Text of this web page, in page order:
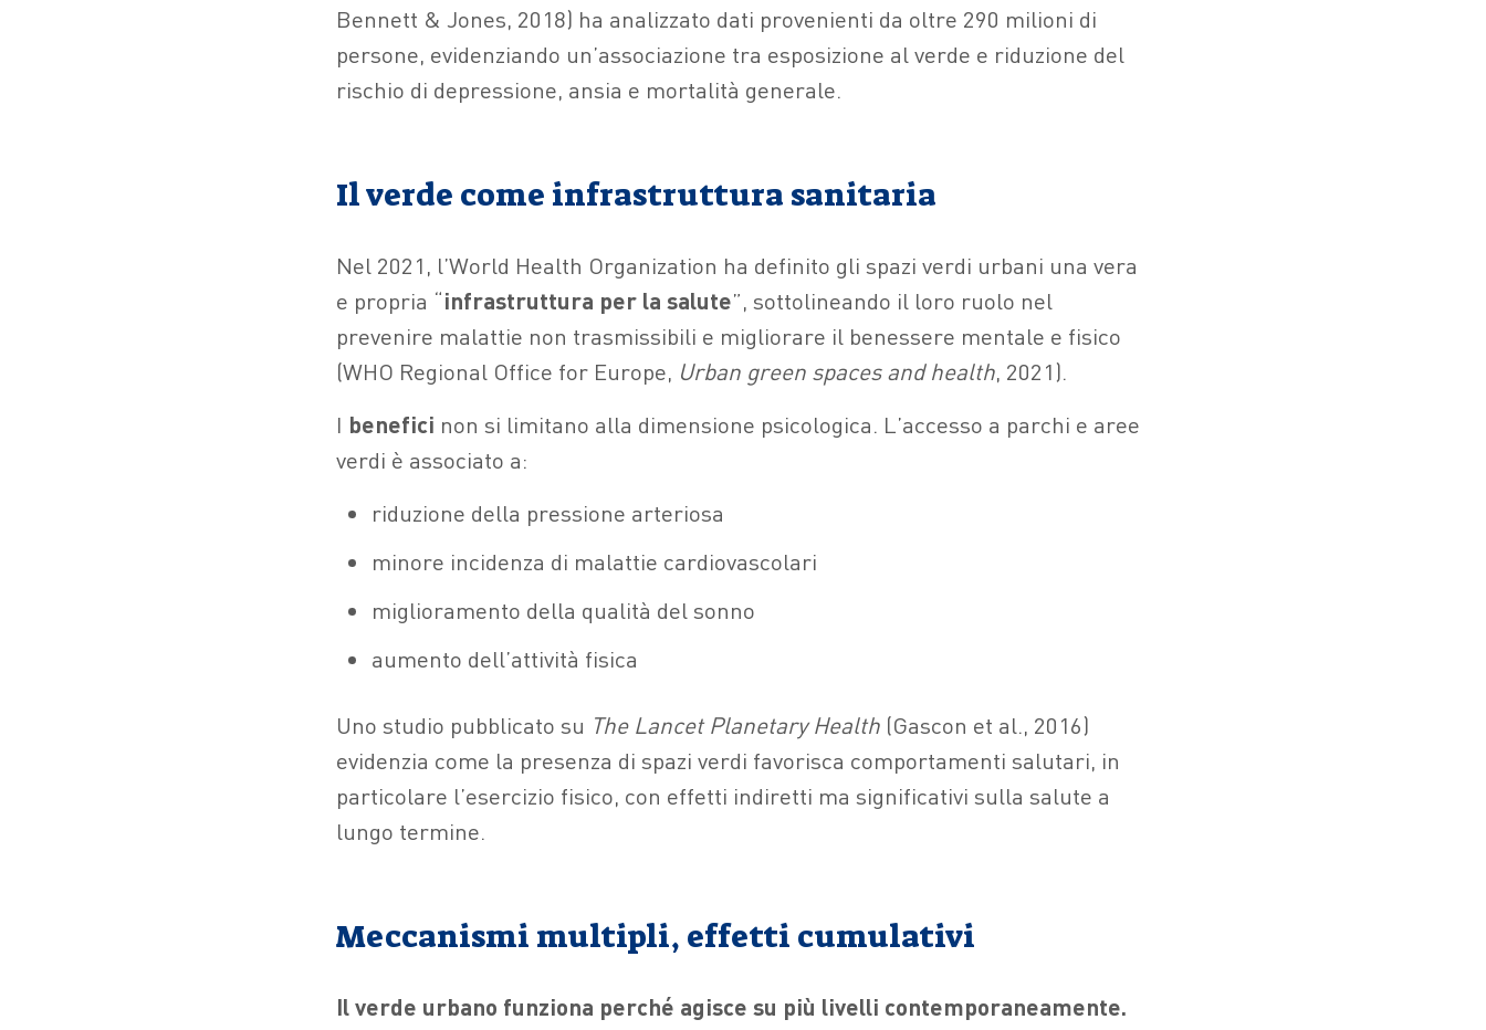
Bennett & Jones, 2018) ha analizzato dati provenienti da oltre 290 milioni di
persone, evidenziando un’associazione tra esposizione al verde e riduzione del
rischio di depressione, ansia e mortalità generale.
Il verde come infrastruttura sanitaria
Nel 2021, l’World Health Organization ha definito gli spazi verdi urbani una vera
e propria “infrastruttura per la salute”, sottolineando il loro ruolo nel
prevenire malattie non trasmissibili e migliorare il benessere mentale e fisico
(WHO Regional Office for Europe, Urban green spaces and health, 2021).
I benefici non si limitano alla dimensione psicologica. L’accesso a parchi e aree
verdi è associato a:
riduzione della pressione arteriosa
minore incidenza di malattie cardiovascolari
miglioramento della qualità del sonno
aumento dell’attività fisica
Uno studio pubblicato su The Lancet Planetary Health (Gascon et al., 2016)
evidenzia come la presenza di spazi verdi favorisca comportamenti salutari, in
particolare l’esercizio fisico, con effetti indiretti ma significativi sulla salute a
lungo termine.
Meccanismi multipli, effetti cumulativi
Il verde urbano funziona perché agisce su più livelli contemporaneamente.